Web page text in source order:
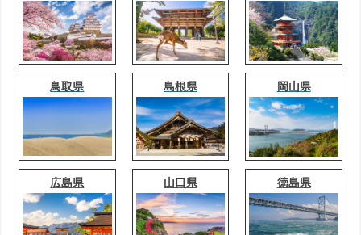
鳥取県 島根県 岡山県
広島県 山口県 徳島県